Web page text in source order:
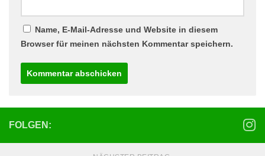
Name, E-Mail-Adresse und Website in diesem
Browser für meinen nächsten Kommentar speichern.
FOLGEN: